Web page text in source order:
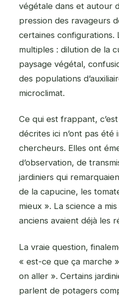
végétale dans et autour
pression des ravageurs
certaines configurations.
multiples : dilution de la
paysage végétal,
des populations
microclimat.
Ce qui est frappant,
décrites ici n’ont pas été
chercheurs. Elles ont
d’observation, de
jardiniers qui
de la capucine, les
mieux ». La science a
anciens avaient déjà les
La vraie question,
« est-ce que ça marche
on aller ». Certains
parlent de potagers